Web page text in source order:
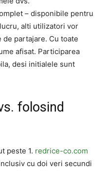
– disponibile pentru
alti utilizatori vor
partajare. Cu toate
afisat. Participarea
desi initialele sunt
folosind
peste 1. redrice-co.com
cu doi veri secundi